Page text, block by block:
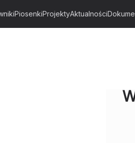
PiosenkiProjektyAktualności